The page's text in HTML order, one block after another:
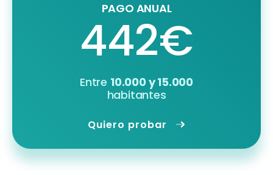
PAGO ANUAL
442€
Entre 10.000 y 15.000
habitantes
Quiero probar